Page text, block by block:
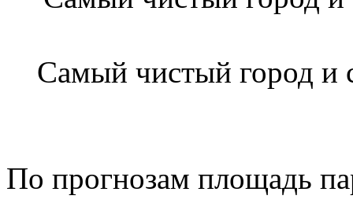
Самый чистый город и
По прогнозам площадь